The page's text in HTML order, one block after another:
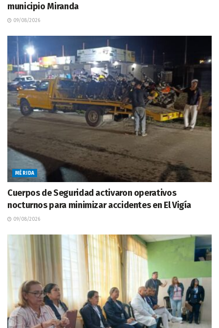
municipio Miranda
09/08/2026
MÉRIDA
Cuerpos de Seguridad activaron operativos
nocturnos para minimizar accidentes en El Vigía
09/08/2026